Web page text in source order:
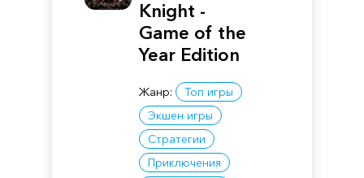
Knight -
Game of the
Year Edition
Жанр:
Топ игры
Экшен игры
Стратегии
Приключения